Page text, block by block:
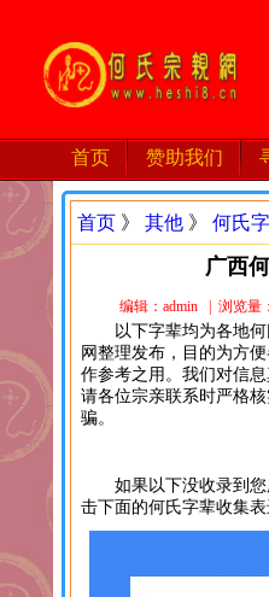
首页 赞助我们
首页 》 其他 》 何氏
广西
编辑：admin | 浏览量
以下字辈均为各地
网整理发布，目的为方
作参考之用。我们对信
请各位宗亲联系时严格
骗。
如果以下没收录到
击下面的何氏字辈收集